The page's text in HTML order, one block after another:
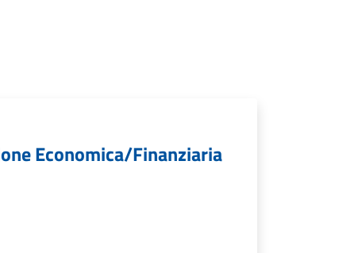
Economica/Finanziaria